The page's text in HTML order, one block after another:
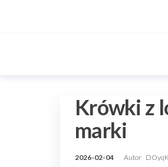
Krówki z
marki
2026-02-04 Autor